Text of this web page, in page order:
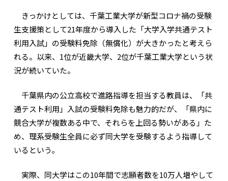
きっかけとしては、千葉工業大学が新型コロナ禍の受験
生支援策として21年度から導入した「大学入学共通テスト
利用入試」の受験料免除（無償化）が大きかったと考えら
れる。以来、1位が近畿大学、2位が千葉工業大学という状
況が続いていた。
千葉県内の公立高校で進路指導を担当する教員は、「共
通テスト利用」入試の受験料免除も魅力的だが、「県内に
競合大学が複数ある中で、それらを上回る勢いがある」た
め、理系受験生全員に必ず同大学を受験するよう指導して
いるという。
実際、同大学はこの10年間で志願者数を10万人増やして